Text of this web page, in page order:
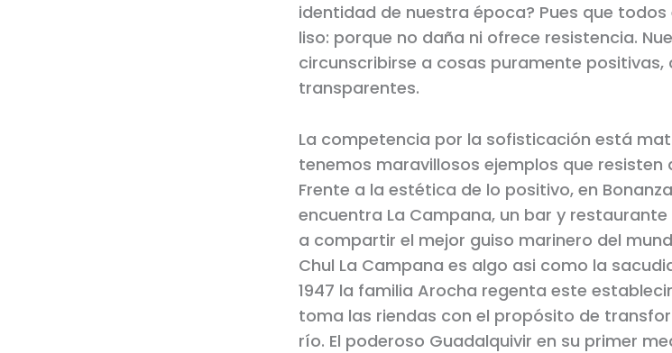
identidad de nuestra época? Pues que
liso: porque no daña ni ofrece resistencia.
circunscribirse a cosas puramente positivas,
transparentes.
La competencia por la sofisticación está
tenemos maravillosos ejemplos que resisten
Frente a la estética de lo positivo, en
encuentra La Campana, un bar y
a compartir el mejor guiso marinero del
Chul La Campana es algo asi como la
1947 la familia Arocha regenta este
toma las riendas con el propósito de
río. El poderoso Guadalquivir en su primer